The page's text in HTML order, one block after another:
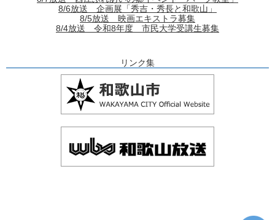
8/6放送 企画展「秀吉・秀長と和歌山」
8/5放送 映画エキストラ募集
8/4放送 令和8年度 市民大学受講生募集
リンク集